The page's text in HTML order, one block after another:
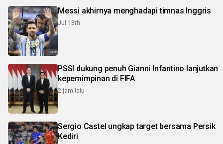
Messi akhirnya menghadapi timnas Inggris
Jul 13th
PSSI dukung penuh Gianni Infantino lanjutkan
kepemimpinan di FIFA
2 jam lalu
Sergio Castel ungkap target bersama Persik
Kediri